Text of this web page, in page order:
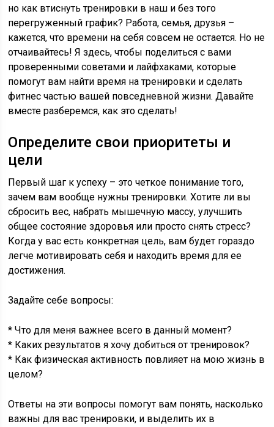
но как втиснуть тренировки в наш и без того
перегруженный график? Работа, семья, друзья –
кажется, что времени на себя совсем не остается. Но не
отчаивайтесь! Я здесь, чтобы поделиться с вами
проверенными советами и лайфхаками, которые
помогут вам найти время на тренировки и сделать
фитнес частью вашей повседневной жизни. Давайте
вместе разберемся, как это сделать!
Определите свои приоритеты и
цели
Первый шаг к успеху – это четкое понимание того,
зачем вам вообще нужны тренировки. Хотите ли вы
сбросить вес, набрать мышечную массу, улучшить
общее состояние здоровья или просто снять стресс?
Когда у вас есть конкретная цель, вам будет гораздо
легче мотивировать себя и находить время для ее
достижения.
Задайте себе вопросы:
* Что для меня важнее всего в данный момент?
* Каких результатов я хочу добиться от тренировок?
* Как физическая активность повлияет на мою жизнь в
целом?
Ответы на эти вопросы помогут вам понять, насколько
важны для вас тренировки, и выделить их в